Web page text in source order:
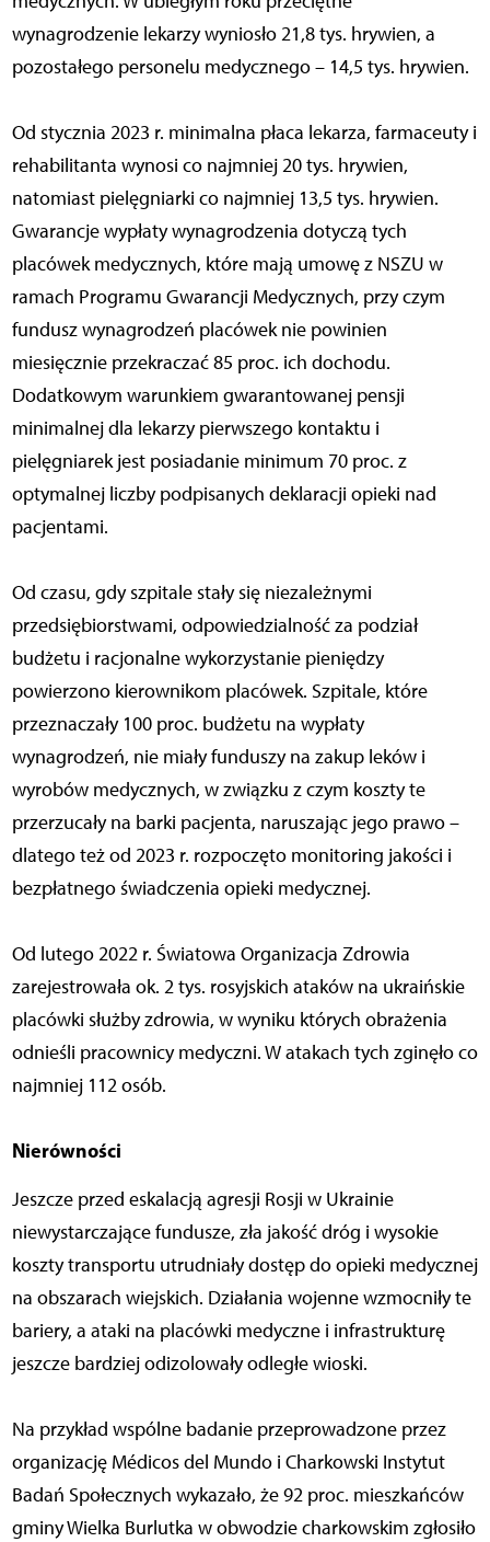
wynagrodzenie lekarzy wyniosło 21,8 tys. hrywien, a
pozostałego personelu medycznego – 14,5 tys. hrywien.
Od stycznia 2023 r. minimalna płaca lekarza, farmaceuty i
rehabilitanta wynosi co najmniej 20 tys. hrywien,
natomiast pielęgniarki co najmniej 13,5 tys. hrywien.
Gwarancje wypłaty wynagrodzenia dotyczą tych
placówek medycznych, które mają umowę z NSZU w
ramach Programu Gwarancji Medycznych, przy czym
fundusz wynagrodzeń placówek nie powinien
miesięcznie przekraczać 85 proc. ich dochodu.
Dodatkowym warunkiem gwarantowanej pensji
minimalnej dla lekarzy pierwszego kontaktu i
pielęgniarek jest posiadanie minimum 70 proc. z
optymalnej liczby podpisanych deklaracji opieki nad
pacjentami.
Od czasu, gdy szpitale stały się niezależnymi
przedsiębiorstwami, odpowiedzialność za podział
budżetu i racjonalne wykorzystanie pieniędzy
powierzono kierownikom placówek. Szpitale, które
przeznaczały 100 proc. budżetu na wypłaty
wynagrodzeń, nie miały funduszy na zakup leków i
wyrobów medycznych, w związku z czym koszty te
przerzucały na barki pacjenta, naruszając jego prawo –
dlatego też od 2023 r. rozpoczęto monitoring jakości i
bezpłatnego świadczenia opieki medycznej.
Od lutego 2022 r. Światowa Organizacja Zdrowia
zarejestrowała ok. 2 tys. rosyjskich ataków na ukraińskie
placówki służby zdrowia, w wyniku których obrażenia
odnieśli pracownicy medyczni. W atakach tych zginęło co
najmniej 112 osób.
Nierówności
Jeszcze przed eskalacją agresji Rosji w Ukrainie
niewystarczające fundusze, zła jakość dróg i wysokie
koszty transportu utrudniały dostęp do opieki medycznej
na obszarach wiejskich. Działania wojenne wzmocniły te
bariery, a ataki na placówki medyczne i infrastrukturę
jeszcze bardziej odizolowały odległe wioski.
Na przykład wspólne badanie przeprowadzone przez
organizację Médicos del Mundo i Charkowski Instytut
Badań Społecznych wykazało, że 92 proc. mieszkańców
gminy Wielka Burlutka w obwodzie charkowskim zgłosiło